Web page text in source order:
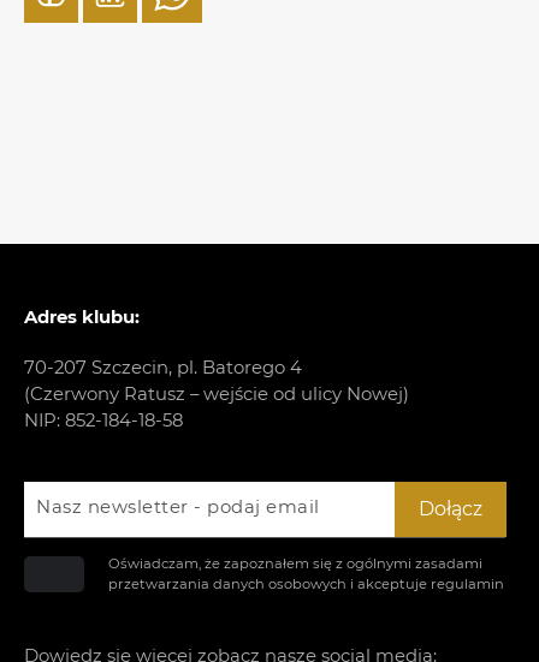
Adres klubu:
70-207 Szczecin, pl. Batorego 4
(Czerwony Ratusz – wejście od ulicy Nowej)
NIP: 852-184-18-58
Nasz newsletter - podaj email
Oświadczam, że zapoznałem się z ogólnymi zasadami
przetwarzania danych osobowych i akceptuje regulamin
Dołącz
Dowiedz się więcej zobacz nasze social media: